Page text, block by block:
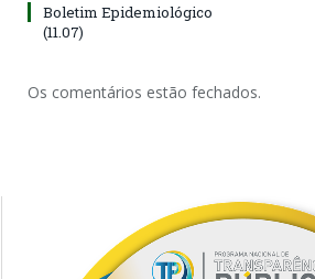
Boletim Epidemiológico
(11.07)
Os comentários estão fechados.